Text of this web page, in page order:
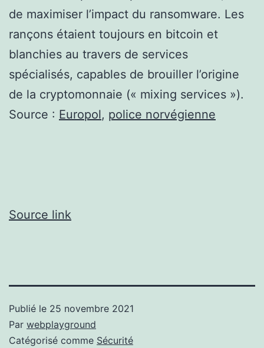
de maximiser l’impact du ransomware. Les
rançons étaient toujours en bitcoin et
blanchies au travers de services
spécialisés, capables de brouiller l’origine
de la cryptomonnaie (« mixing services »).
Source : Europol, police norvégienne
Source link
Publié le 25 novembre 2021
Par webplayground
Catégorisé comme Sécurité